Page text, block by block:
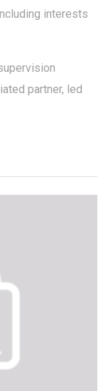
interests
partner, led